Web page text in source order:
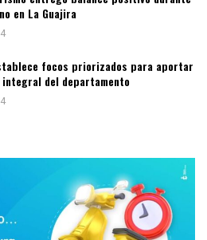
en La Guajira
focos priorizados para aportar
del departamento